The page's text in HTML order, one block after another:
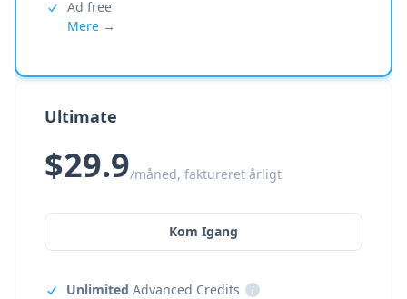
Ad free
Mere →
Ultimate
$29.9/måned, faktureret årligt
Kom Igang
Unlimited Advanced Credits
i